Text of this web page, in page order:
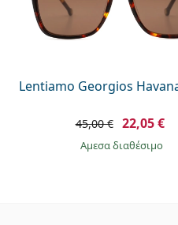
Lentiamo Georgios
45,00 € 22,05 €
άμεσα διαθέσιμο